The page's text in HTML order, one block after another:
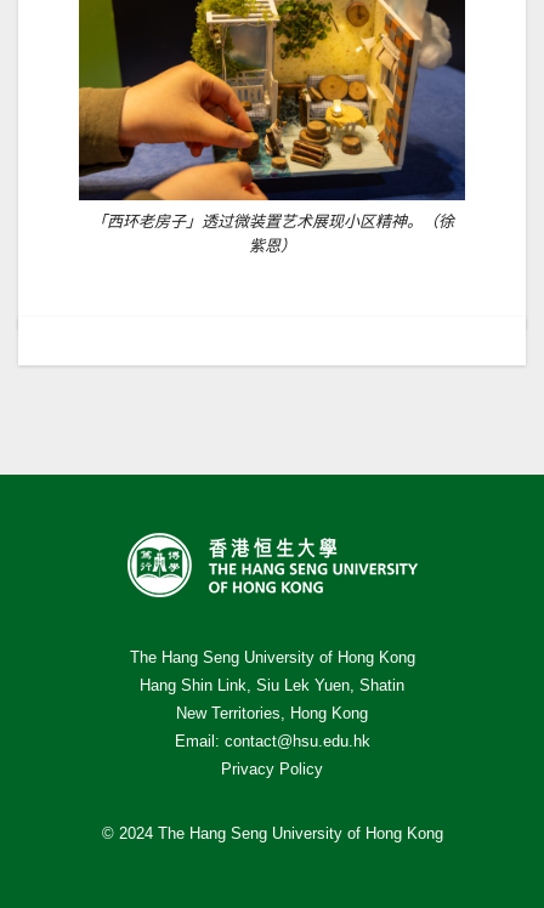
「西环老房子」透过微装置艺术展现小区精神。（徐
紫恩）
The Hang Seng University of Hong Kong
Hang Shin Link, Siu Lek Yuen, Shatin
New Territories, Hong Kong
Email: contact@hsu.edu.hk
Privacy Policy
© 2024 The Hang Seng University of Hong Kong